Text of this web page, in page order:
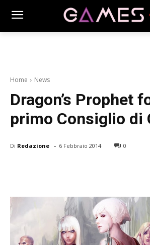
Home News
Dragon’s Prophet
primo Consiglio di
Di Redazione - 6 Febbraio 2014 0